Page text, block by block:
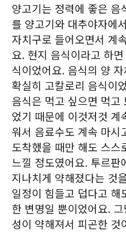
양고기는 정력에 좋은
를 양고기와 대추야자에
자치구로 들어오면서 계
요. 현지 음식이라고 하
식이었어요. 음식의 양
확실히 고칼로리 음식이
음식은 먹고 싶으면 먹고
었기 때문에 이것저것 계
워서 음료수도 계속 마시
도착했을 때만 해도 스스
느낄 정도였어요. 투르판
지나치게 약해졌다는 것
일정이 힘들고 덥다고 해
한 변명일 뿐이었어요.
성이 약해져서 피곤한 것